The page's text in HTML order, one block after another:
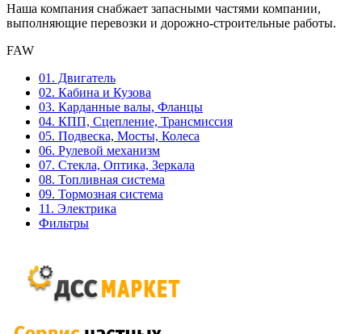
Наша компания снабжает запасными частями компании,
выполняющие перевозки и дорожно-строительные работы.
FAW
01. Двигатель
02. Кабина и Кузова
03. Карданные валы, Фланцы
04. КПП, Сцепление, Трансмиссия
05. Подвеска, Мосты, Колеса
06. Рулевой механизм
07. Стекла, Оптика, Зеркала
08. Топливная система
09. Тормозная система
11. Электрика
Фильтры